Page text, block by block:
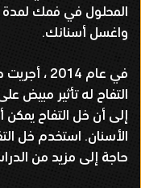
المحلول في فمك لمدة
واغسل أسنانك.
في عام 2014 ،
التفاح له تأثير مبيض
إلى أن خل التفاح يمكن
الأسنان. استخدم خل
حاجة إلى مزيد من